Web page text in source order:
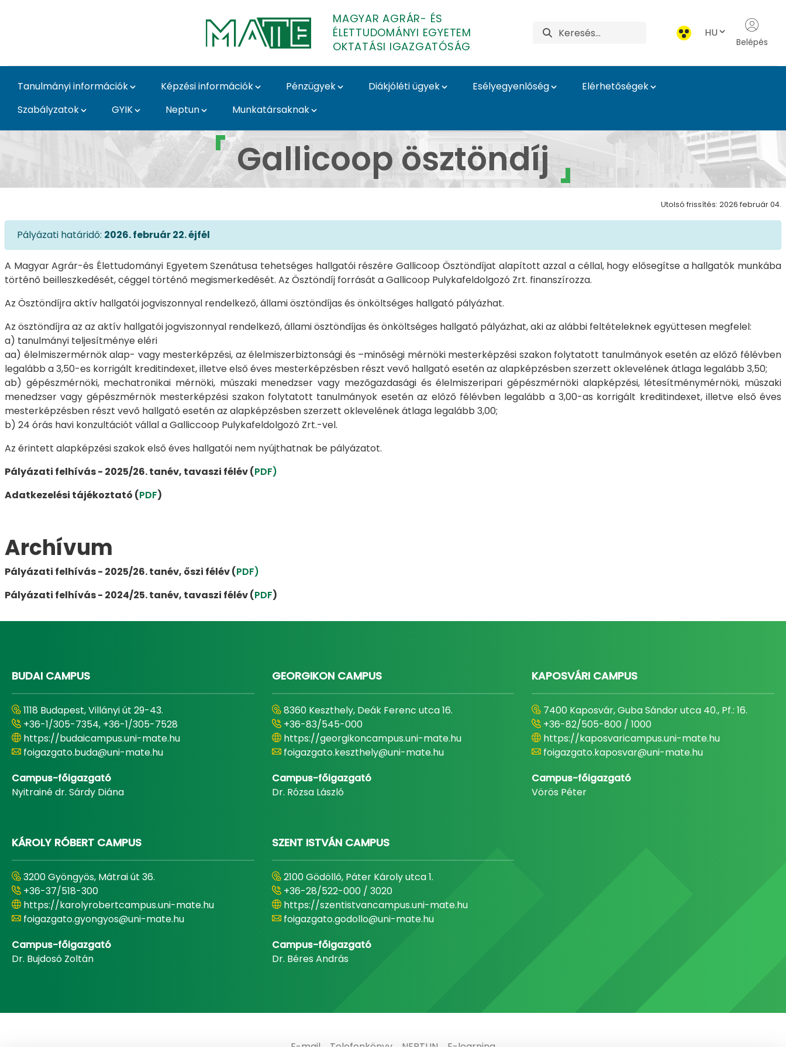
MAGYAR AGRÁR- ÉS
ÉLETTUDOMÁNYI EGYETEM
OKTATÁSI IGAZGATÓSÁG
HU
Belépés
Tanulmányi információk Képzési információk Pénzügyek Diákjóléti ügyek Esélyegyenlőség
Elérhetőségek
Szabályzatok
GYIK Neptun Munkatársaknak
Gallicoop ösztöndíj - MATE Oktatási Igazgatóság
Gallicoop ösztöndíj
Utolsó frissítés: 2026 február 04.
Pályázati határidő: 2026. február 22. éjfél
A Magyar Agrár-és Élettudományi Egyetem Szenátusa tehetséges hallgatói részére Gallicoop Ösztöndíjat alapított azzal a céllal, hogy elősegítse a hallgatók munkába
történő beilleszkedését, céggel történő megismerkedését. Az Ösztöndíj forrását a Gallicoop Pulykafeldolgozó Zrt. finanszírozza.
Az Ösztöndíjra aktív hallgatói jogviszonnyal rendelkező, állami ösztöndíjas és önköltséges hallgató pályázhat.
Az ösztöndíjra az az aktív hallgatói jogviszonnyal rendelkező, állami ösztöndíjas és önköltséges hallgató pályázhat, aki az alábbi feltételeknek együttesen megfelel:
a) tanulmányi teljesítménye eléri
aa) élelmiszermérnök alap- vagy mesterképzési, az élelmiszerbiztonsági és –minőségi mérnöki mesterképzési szakon folytatott tanulmányok esetén az előző félévben
legalább a 3,50-es korrigált kreditindexet, illetve első éves mesterképzésben részt vevő hallgató esetén az alapképzésben szerzett oklevelének átlaga legalább 3,50;
ab) gépészmérnöki, mechatronikai mérnöki, műszaki menedzser vagy mezőgazdasági és élelmiszeripari gépészmérnöki alapképzési, létesítménymérnöki, műszaki
menedzser vagy gépészmérnök mesterképzési szakon folytatott tanulmányok esetén az előző félévben legalább a 3,00-as korrigált kreditindexet, illetve első éves
mesterképzésben részt vevő hallgató esetén az alapképzésben szerzett oklevelének átlaga legalább 3,00;
b) 24 órás havi konzultációt vállal a Galliccoop Pulykafeldolgozó Zrt.-vel.
Az érintett alapképzési szakok első éves hallgatói nem nyújthatnak be pályázatot.
Pályázati felhívás - 2025/26. tanév, tavaszi félév (PDF)
Adatkezelési tájékoztató (PDF)
Archívum
Pályázati felhívás - 2025/26. tanév, őszi félév (PDF)
Pályázati felhívás - 2024/25. tanév, tavaszi félév (PDF)
BUDAI CAMPUS
1118 Budapest, Villányi út 29-43.
+36-1/305-7354, +36-1/305-7528
https://budaicampus.uni-mate.hu
foigazgato.buda@uni-mate.hu
Campus-főigazgató
Nyitrainé dr. Sárdy Diána
GEORGIKON CAMPUS
8360 Keszthely, Deák Ferenc utca 16.
+36-83/545-000
https://georgikoncampus.uni-mate.hu
foigazgato.keszthely@uni-mate.hu
Campus-főigazgató
Dr. Rózsa László
KAPOSVÁRI CAMPUS
7400 Kaposvár, Guba Sándor utca 40., Pf.: 16.
+36-82/505-800 / 1000
https://kaposvaricampus.uni-mate.hu
foigazgato.kaposvar@uni-mate.hu
Campus-főigazgató
Vörös Péter
KÁROLY RÓBERT CAMPUS
3200 Gyöngyös, Mátrai út 36.
+36-37/518-300
https://karolyrobertcampus.uni-mate.hu
foigazgato.gyongyos@uni-mate.hu
Campus-főigazgató
Dr. Bujdosó Zoltán
SZENT ISTVÁN CAMPUS
2100 Gödöllő, Páter Károly utca 1.
+36-28/522-000 / 3020
https://szentistvancampus.uni-mate.hu
foigazgato.godollo@uni-mate.hu
Campus-főigazgató
Dr. Béres András